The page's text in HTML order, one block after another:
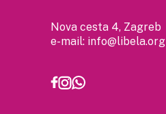
Nova cesta 4, Zagreb
e-mail: info@libela.org